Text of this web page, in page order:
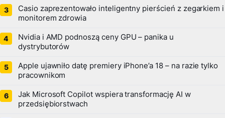
Casio zaprezentowało inteligentny pierścień z zegarkiem i
monitorem zdrowia
Nvidia i AMD podnoszą ceny GPU – panika u
dystrybutorów
Apple ujawniło datę premiery iPhone’a 18 – na razie tylko
pracownikom
Jak Microsoft Copilot wspiera transformację AI w
przedsiębiorstwach